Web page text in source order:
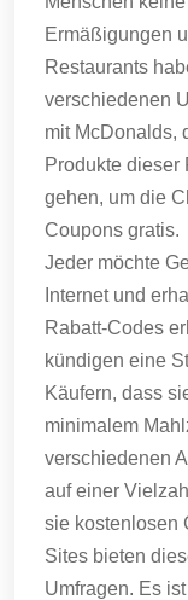
Ermäßigungen
Restaurants
verschiedenen
mit McDonalds,
Produkte dieser
gehen, um die
Coupons gratis.
Jeder möchte
Internet und
Rabatt-Codes
kündigen eine
Käufern, dass
minimalem
verschiedenen
auf einer
sie kostenlosen
Sites bieten
Umfragen. Es